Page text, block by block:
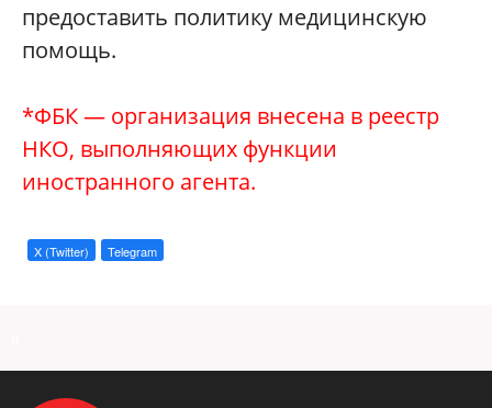
предоставить политику медицинскую
помощь.
*ФБК — организация внесена в реестр
НКО, выполняющих функции
иностранного агента.
X (Twitter) Telegram